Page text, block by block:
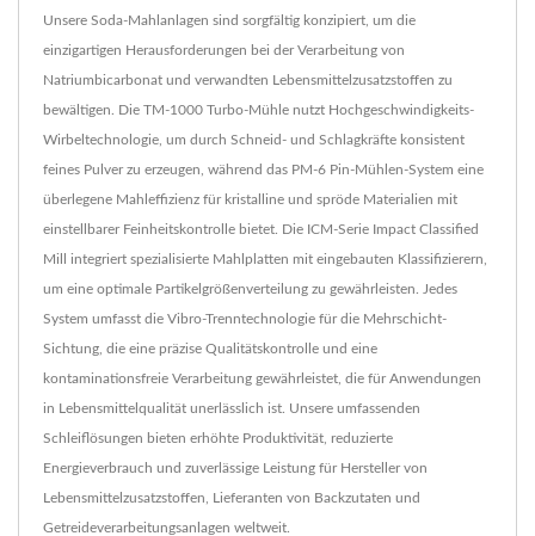
Unsere Soda-Mahlanlagen sind sorgfältig konzipiert, um die
einzigartigen Herausforderungen bei der Verarbeitung von
Natriumbicarbonat und verwandten Lebensmittelzusatzstoffen zu
bewältigen. Die TM-1000 Turbo-Mühle nutzt Hochgeschwindigkeits-
Wirbeltechnologie, um durch Schneid- und Schlagkräfte konsistent
feines Pulver zu erzeugen, während das PM-6 Pin-Mühlen-System eine
überlegene Mahleffizienz für kristalline und spröde Materialien mit
einstellbarer Feinheitskontrolle bietet. Die ICM-Serie Impact Classified
Mill integriert spezialisierte Mahlplatten mit eingebauten Klassifizierern,
um eine optimale Partikelgrößenverteilung zu gewährleisten. Jedes
System umfasst die Vibro-Trenntechnologie für die Mehrschicht-
Sichtung, die eine präzise Qualitätskontrolle und eine
kontaminationsfreie Verarbeitung gewährleistet, die für Anwendungen
in Lebensmittelqualität unerlässlich ist. Unsere umfassenden
Schleiflösungen bieten erhöhte Produktivität, reduzierte
Energieverbrauch und zuverlässige Leistung für Hersteller von
Lebensmittelzusatzstoffen, Lieferanten von Backzutaten und
Getreideverarbeitungsanlagen weltweit.